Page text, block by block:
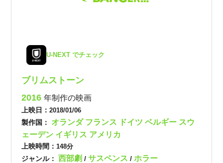
U-NEXT でチェック
ブリムストーン
2016年制作の映画
上映日：2018/01/06
製作国： オランダ フランス ドイツ ベルギー スウ
ェーデン イギリス アメリカ
上映時間： 148分
ジャンル： 西部劇/サスペンス/ホラー